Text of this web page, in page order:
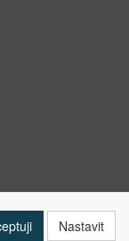
Nastavit